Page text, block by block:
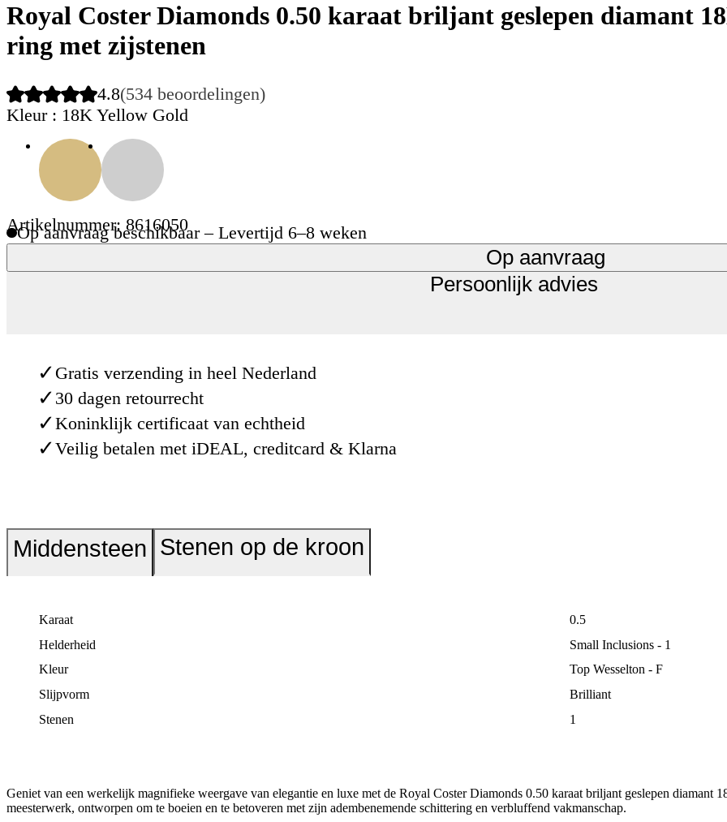
Royal Coster Diamonds 0.50 karaat briljant geslepen diamant
ring met zijstenen
4.8(534 beoordelingen)
Kleur : 18K Yellow Gold
Artikelnummer: 8616050
Op aanvraag beschikbaar – Levertijd 6–8 weken
Op aanvraag
Persoonlijk advies
✓ Gratis verzending in heel Nederland
✓ 30 dagen retourrecht
✓Koninklijk certificaat van echtheid
✓Veilig betalen met iDEAL, creditcard & Klarna
Middensteen Stenen op de kroon
Karaat
0.5
Helderheid
Small Inclusions - 1
Kleur
Top Wesselton - F
Slijpvorm
Brilliant
Stenen
1
Geniet van een werkelijk magnifieke weergave van elegantie en luxe met de Royal Coster Diamonds 0.50 karaat briljant geslepen diamant
meesterwerk, ontworpen om te boeien en te betoveren met zijn adembenemende schittering en verbluffend vakmanschap.